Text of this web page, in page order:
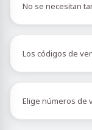
No se necesitan
Los códigos de
Elige números de